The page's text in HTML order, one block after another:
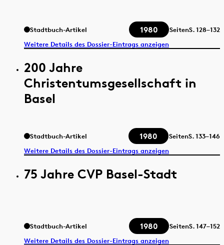
Stadtbuch-Artikel 1980 SeitenS.128–132
Weitere Details des Dossier-Eintrags anzeigen
200 Jahre
Christentumsgesellschaft in
Basel
Stadtbuch-Artikel 1980 SeitenS.133–146
Weitere Details des Dossier-Eintrags anzeigen
75 Jahre CVP Basel-Stadt
Stadtbuch-Artikel 1980 SeitenS.147–152
Weitere Details des Dossier-Eintrags anzeigen